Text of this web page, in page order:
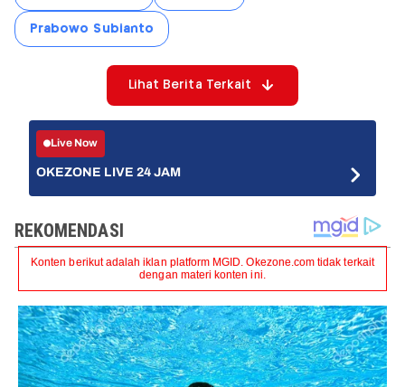
Prabowo Subianto
Lihat Berita Terkait
Live Now
OKEZONE LIVE 24 JAM